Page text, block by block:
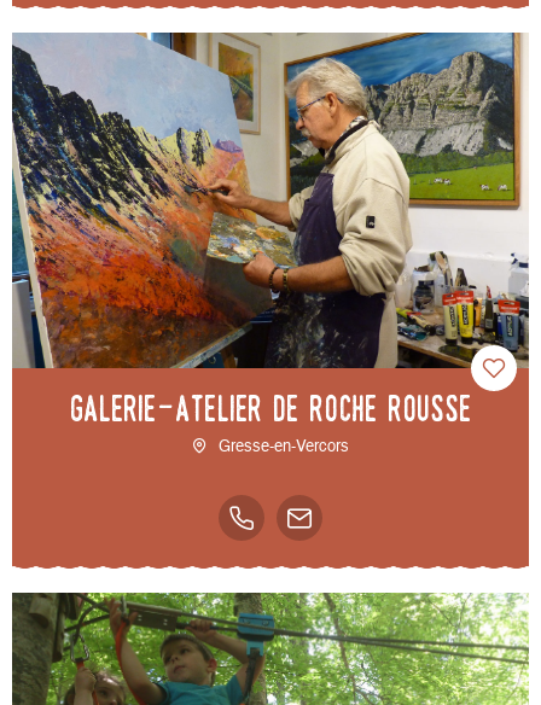
Galerie-Atelier de Roche Rousse
Gresse-en-Vercors